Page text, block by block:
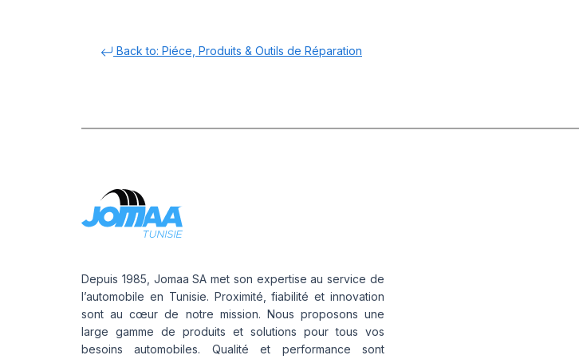
Back to: Piéce, Produits & Outils de Réparation
Depuis 1985, Jomaa SA met son expertise au service de
l’automobile en Tunisie. Proximité, fiabilité et innovation
sont au cœur de notre mission. Nous proposons une
large gamme de produits et solutions pour tous vos
besoins automobiles. Qualité et performance sont